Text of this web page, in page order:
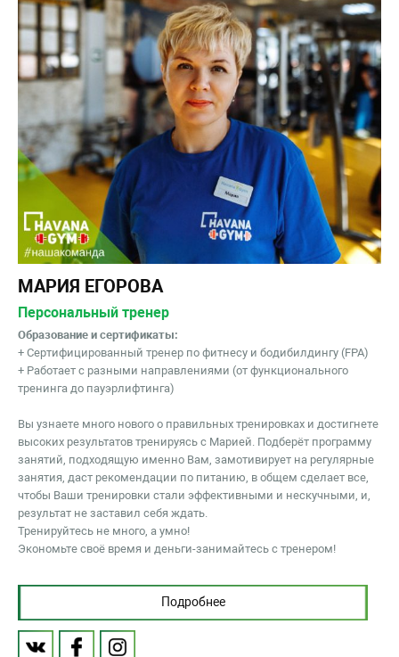
МАРИЯ ЕГОРОВА
Персональный тренер
Образование и сертификаты:
+ Сертифицированный тренер по фитнесу и бодибилдингу (FPA)
+ Работает с разными направлениями (от функционального
тренинга до пауэрлифтинга)
Вы узнаете много нового о правильных тренировках и достигнете
высоких результатов тренируясь с Марией. Подберёт программу
занятий, подходящую именно Вам, замотивирует на регулярные
занятия, даст рекомендации по питанию, в общем сделает все,
чтобы Ваши тренировки стали эффективными и нескучными, и,
результат не заставил себя ждать.
Тренируйтесь не много, а умно!
Экономьте своё время и деньги-занимайтесь с тренером!
Подробнее